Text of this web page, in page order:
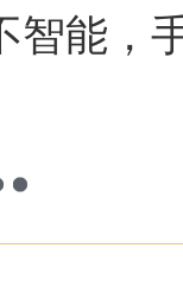
能，